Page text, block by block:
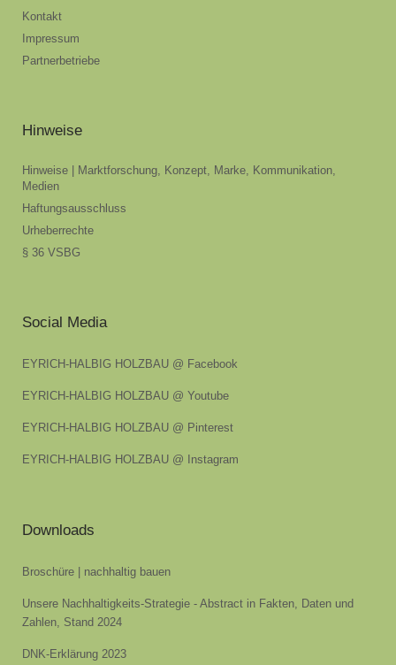
Kontakt
Impressum
Partnerbetriebe
Hinweise
Hinweise | Marktforschung, Konzept, Marke, Kommunikation,
Medien
Haftungsausschluss
Urheberrechte
§ 36 VSBG
Social Media
EYRICH-HALBIG HOLZBAU @ Facebook
EYRICH-HALBIG HOLZBAU @ Youtube
EYRICH-HALBIG HOLZBAU @ Pinterest
EYRICH-HALBIG HOLZBAU @ Instagram
Downloads
Broschüre | nachhaltig bauen
Unsere Nachhaltigkeits-Strategie - Abstract in Fakten, Daten und
Zahlen, Stand 2024
DNK-Erklärung 2023